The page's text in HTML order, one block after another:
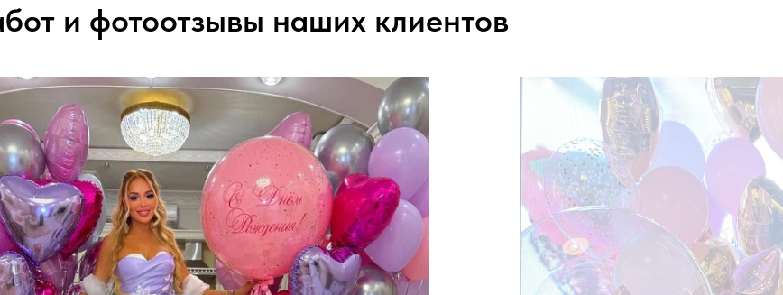
и фотоотзывы наших клиентов